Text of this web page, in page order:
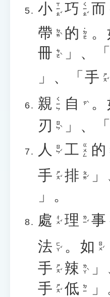
小 ㄒㄧㄠˇ 巧 ㄑㄧㄠˇ 而
帶 ㄉㄞˋ 的 ˙ㄉㄜ 。
冊 ㄘㄜˋ 」、「
」、「 手 ㄕㄡˇ
親 ㄑㄧㄣ 自 ㄗˋ 。
刃 ㄖㄣˋ 」、「
人
ㄖㄣˊ 工 ㄍㄨㄥ 的
手 ㄕㄡˇ 排 ㄆㄞˊ
」。
處 ㄔㄨˇ 理 ㄌㄧˇ 事
法 ㄈㄚˇ 。 如 ㄖㄨˊ
手 ㄕㄡˇ 辣 ㄌㄚˋ
手 ㄕㄡˇ 低 ㄉㄧ
」